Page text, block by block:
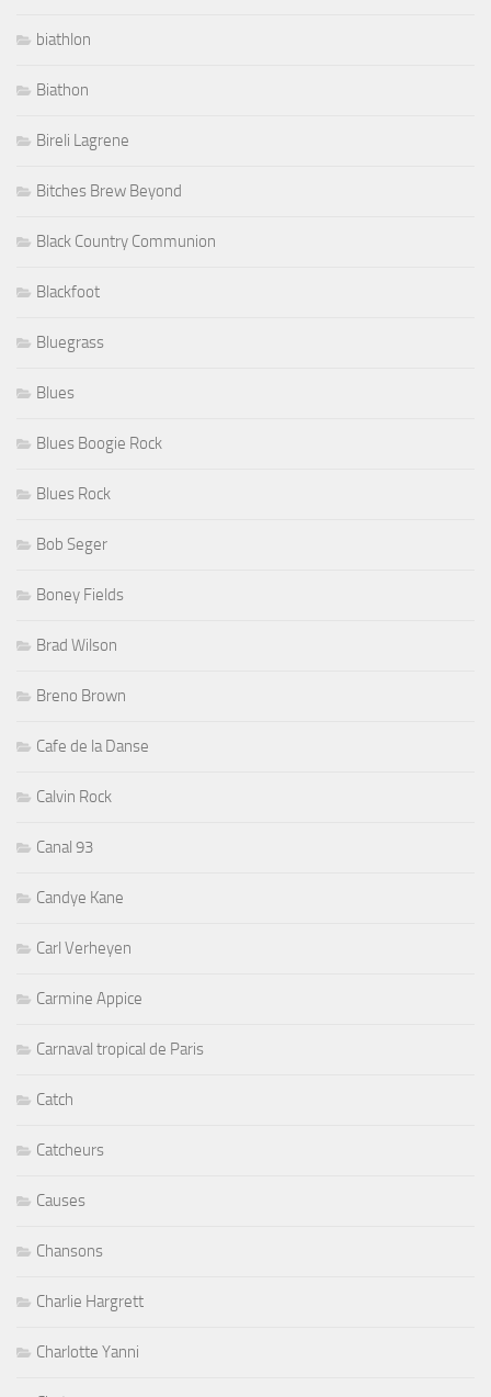
biathlon
Biathon
Bireli Lagrene
Bitches Brew Beyond
Black Country Communion
Blackfoot
Bluegrass
Blues
Blues Boogie Rock
Blues Rock
Bob Seger
Boney Fields
Brad Wilson
Breno Brown
Cafe de la Danse
Calvin Rock
Canal 93
Candye Kane
Carl Verheyen
Carmine Appice
Carnaval tropical de Paris
Catch
Catcheurs
Causes
Chansons
Charlie Hargrett
Charlotte Yanni